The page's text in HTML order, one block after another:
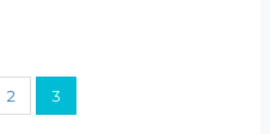
2 3